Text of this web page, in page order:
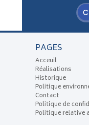
PAGES
Acceuil
Réalisations
Historique
Politique
Contact
Politique de
Politique relative